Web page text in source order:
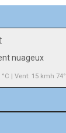
nuageux
| Vent: 15 kmh 74°